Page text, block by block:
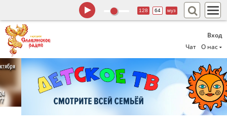
Вход
Чат
О нас
128 64 муз